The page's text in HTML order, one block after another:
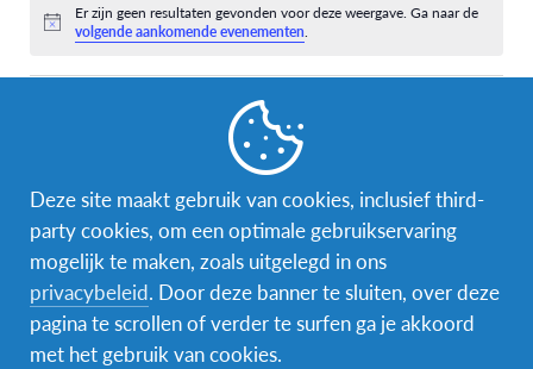
Bericht
Er zijn geen resultaten gevonden voor deze weergave. Ga naar de
volgende aankomende evenementen.
Deze maand
Deze site maakt gebruik van cookies, inclusief third-
party cookies, om een optimale gebruikservaring
mogelijk te maken, zoals uitgelegd in ons
privacybeleid. Door deze banner te sluiten, over deze
pagina te scrollen of verder te surfen ga je akkoord
met het gebruik van cookies.